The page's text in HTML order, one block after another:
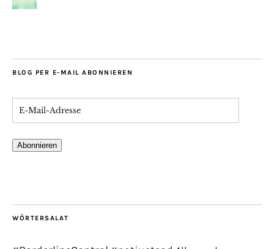
BLOG PER E-MAIL ABONNIEREN
Abonnieren
WÖRTERSALAT